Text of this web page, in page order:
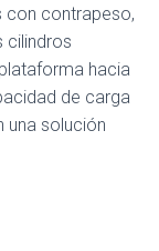
con contrapeso,
cilindros
hacia
de carga
una solución